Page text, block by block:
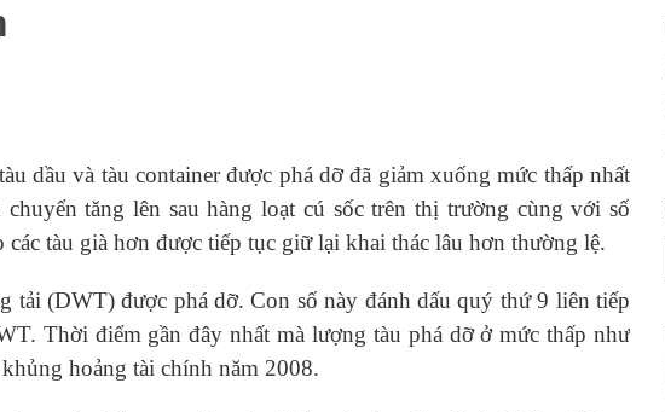
dầu và tàu container được phá dỡ đã giảm xuống mức thấp nhất
tăng lên sau hàng loạt cú sốc trên thị trường cùng với số
tàu già hơn được tiếp tục giữ lại khai thác lâu hơn thường lệ.
tải (DWT) được phá dỡ. Con số này đánh dấu quý thứ 9 liên tiếp
Thời điểm gần đây nhất mà lượng tàu phá dỡ ở mức thấp như
hoảng tài chính năm 2008.